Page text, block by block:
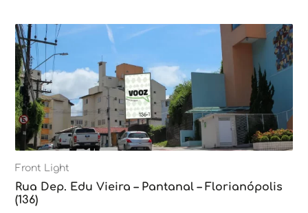
Front Light
Rua Dep. Edu Vieira – Pantanal – Florianópolis
(136)